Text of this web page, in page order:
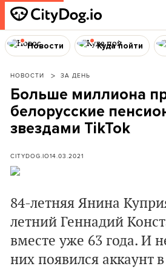
Новости Куда пойти
НОВОСТИ ЗА ДЕНЬ
Больше миллиона
белорусские
звездами TikTok
CITYDOG.IO14.03.2021
84-летняя Янина
летний Геннадий
вместе уже 63 года. И
них появился аккаунт